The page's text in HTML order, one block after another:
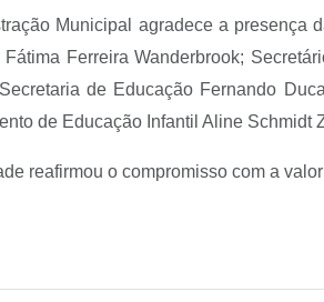
Municipal agradece a presença
Ferreira Wanderbrook;
de Educação Fernando
de Educação Infantil Aline
reafirmou o compromisso com a